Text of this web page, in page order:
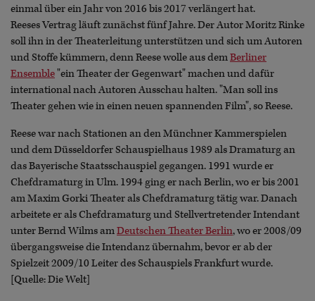
einmal über ein Jahr von 2016 bis 2017 verlängert hat.
Reeses Vertrag läuft zunächst fünf Jahre. Der Autor Moritz Rinke
soll ihn in der Theaterleitung unterstützen und sich um Autoren
und Stoffe kümmern, denn Reese wolle aus demBerliner
Ensemble"ein Theater der Gegenwart" machen und dafür
international nach Autoren Ausschau halten. "Man soll ins
Theater gehen wie in einen neuen spannenden Film", so Reese.
Reese war nach Stationen an den Münchner Kammerspielen
und dem Düsseldorfer Schauspielhaus 1989 als Dramaturg an
das Bayerische Staatsschauspiel gegangen. 1991 wurde er
Chefdramaturg in Ulm. 1994 ging er nach Berlin, wo er bis 2001
am Maxim Gorki Theater als Chefdramaturg tätig war. Danach
arbeitete er als Chefdramaturg und Stellvertretender Intendant
unter Bernd Wilms amDeutschen Theater Berlin, wo er 2008/09
übergangsweise die Intendanz übernahm, bevor er ab der
Spielzeit 2009/10 Leiter des Schauspiels Frankfurt wurde.
[Quelle: Die Welt]